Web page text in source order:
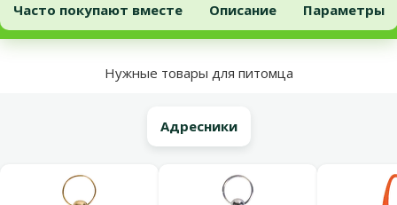
Ошейник для собак – Active Dog Collar Mellow L, 42–67 см, red
Часто покупают вместе Описание Параметры
В начало страницы
Нужные товары для питомца
Адресники